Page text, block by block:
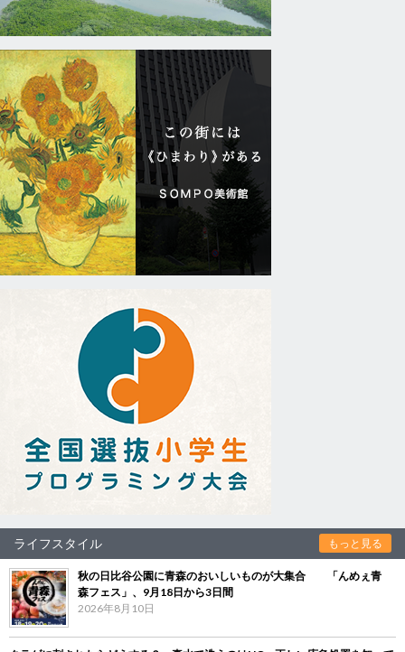
ライフスタイル もっと見る
秋の日比谷公園に青森のおいしいものが大集合 「んめぇ青
森フェス」、9月18日から3日間
2026年8月10日